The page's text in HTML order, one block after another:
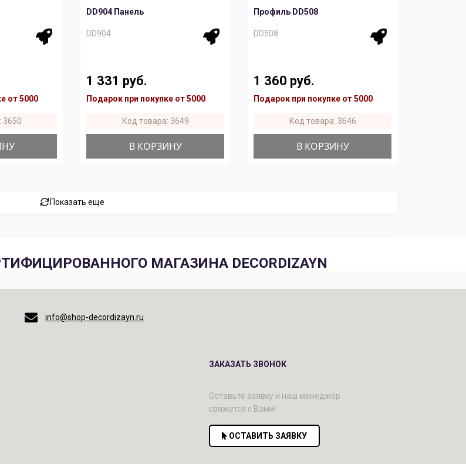
от 5000
3650
DD904 Панель
DD904
1 331 руб.
Подарок при покупке от 5000
Код товара: 3649
В КОРЗИНУ
Профиль DD508
DD508
1 360 руб.
Подарок при покупке от 5000
Код товара: 3646
В КОРЗИНУ
Показать еще
МАГАЗИНА DECORDIZAYN
info@shop-decordizayn.ru
ЗАКАЗАТЬ ЗВОНОК
Оставьте заявку и наш менеджер
свяжется с Вами!
ОСТАВИТЬ ЗАЯВКУ